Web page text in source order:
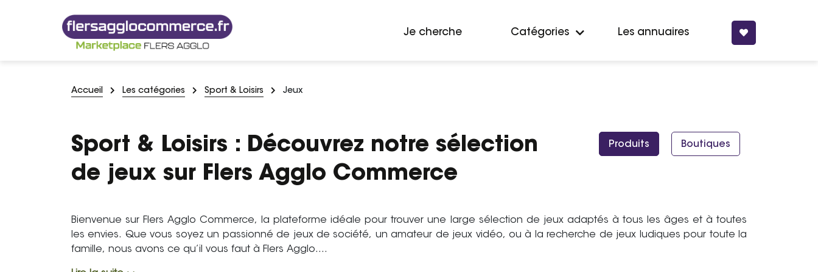
Je cherche Catégories Les annuaires
Accueil Les catégories Sport & Loisirs Jeux
Sport & Loisirs : Découvrez notre sélection
de jeux sur Flers Agglo Commerce
Produits Boutiques
Bienvenue sur Flers Agglo Commerce, la plateforme idéale pour trouver une large sélection de jeux adaptés à tous les âges et à toutes
les envies. Que vous soyez un passionné de jeux de société, un amateur de jeux vidéo, ou à la recherche de jeux ludiques pour toute la
famille, nous avons ce qu’il vous faut à Flers Agglo.